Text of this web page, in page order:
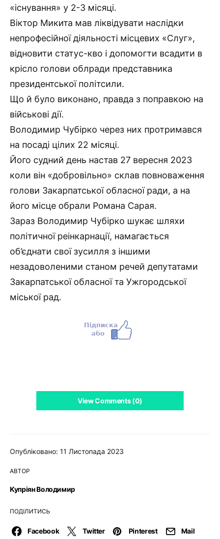
Опубліковано: 11 Листопада 2023
АВТОР
Купріян Володимир
ПОДІЛИТИСЬ
Facebook Twitter Pinterest Mail
«існування» у 2-3 місяці.
Віктор Микита мав ліквідувати наслідки
непрофесійної діяльності місцевих «Слуг»,
відновити статус-кво і допомогти всадити в
крісло голови облради представника
президентської політсили.
Що й було виконано, правда з поправкою на
військові дії.
Володимир Чубірко через них протримався
на посаді цілих 22 місяці.
Його судний день настав 27 вересня 2023
коли він «добровільно» склав повноваження
голови Закарпатської обласної ради, а на
його місце обрали Романа Сарая.
Зараз Володимир Чубірко шукає шляхи
політичної реінкарнації, намагається
об’єднати свої зусилля з іншими
незадоволеними станом речей депутатами
Закарпатської обласної та Ужгородської
міської рад.
View Comments (0)